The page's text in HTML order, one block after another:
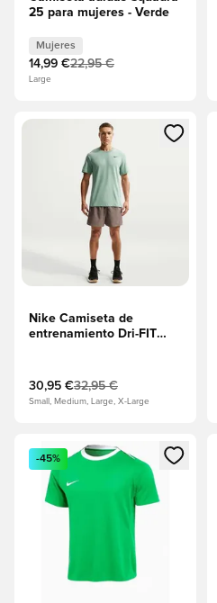
25 para mujeres - Verde
Mujeres
14,99 €22,95 €
Large
Abre un modal para iniciar
Nike Camiseta de
entrenamiento Dri-FIT
30,95 €32,95 €
Small, Medium, Large, X-Large
Abre un modal para iniciar
-45%